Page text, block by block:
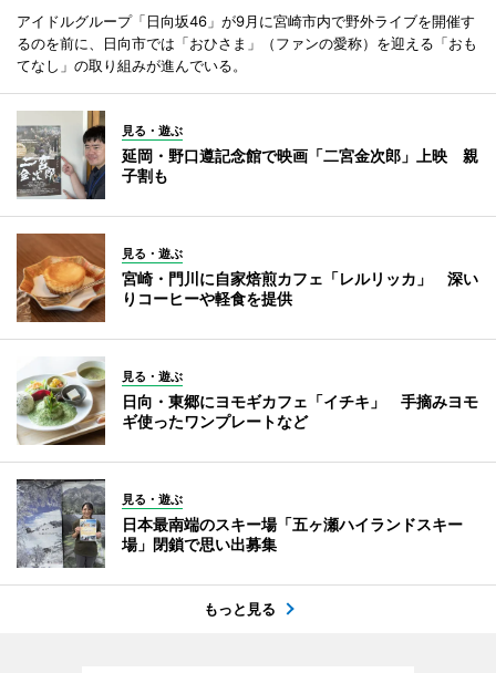
アイドルグループ「日向坂46」が9月に宮崎市内で野外ライブを開催す
るのを前に、日向市では「おひさま」（ファンの愛称）を迎える「おも
てなし」の取り組みが進んでいる。
見る・遊ぶ
延岡・野口遵記念館で映画「二宮金次郎」上映 親
子割も
見る・遊ぶ
宮崎・門川に自家焙煎カフェ「レルリッカ」 深い
りコーヒーや軽食を提供
見る・遊ぶ
日向・東郷にヨモギカフェ「イチキ」 手摘みヨモ
ギ使ったワンプレートなど
見る・遊ぶ
日本最南端のスキー場「五ヶ瀬ハイランドスキー
場」閉鎖で思い出募集
もっと見る